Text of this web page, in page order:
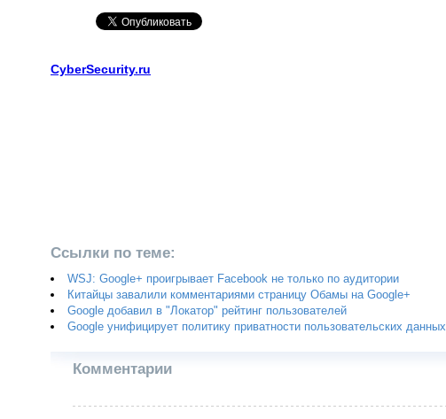
CyberSecurity.ru
Ссылки по теме:
WSJ: Google+ проигрывает Facebook не только по аудитории
Китайцы завалили комментариями страницу Обамы на Google+
Google добавил в "Локатор" рейтинг пользователей
Google унифицирует политику приватности пользовательских данных
Комментарии